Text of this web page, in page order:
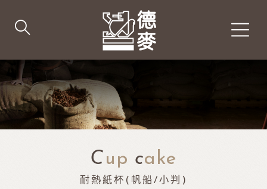
C up cake
耐熱紙杯(帆船/小判)